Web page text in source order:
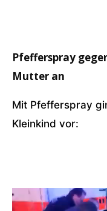
Pfefferspray
Mutter an
Mit Pfefferspray
Kleinkind vor: